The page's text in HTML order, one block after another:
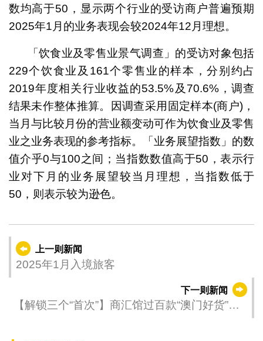
数均高于50，显示两个行业的受访商户普遍预期
2025年1月的业务表现会较2024年12月理想。
「饮食业及零售业景气调查」的受访对象包括
229个饮食业及161个零售业的样本，分别约占
2019年度相关行业收益的53.5%及70.6%，调查
结果未作整体推算。因调查采用固定样本(商户)，
当月与比较月份的营业额变动可作为饮食业及零售
业之业务表现的参考指标。「业务展望指数」的数
值介乎0与100之间；当指数数值高于50，表示行
业对下月的业务展望较当月理想，当指数低于
50，则表示较为逊色。
上一则新闻
2025年1月入境旅客
下一则新闻
【解锁三个“首次”】商汇馆过百款“澳门好货”走